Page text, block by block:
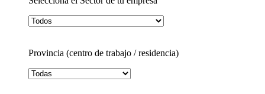
Provincia (centro de trabajo / residencia)